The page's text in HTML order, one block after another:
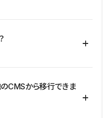
、LP、採用サイト、ブロ
・商品紹介サイト、ポートフ
CMSから移行できま